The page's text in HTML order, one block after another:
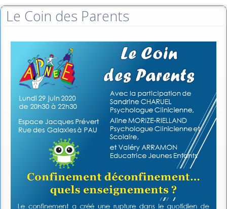
Le Coin des Parents